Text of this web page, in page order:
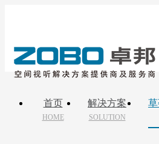
首页
HOME
解决方案
SOLUTION